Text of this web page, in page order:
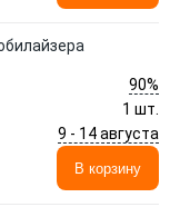
90%
1 шт.
9 - 14 августа
В корзину